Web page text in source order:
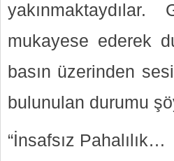
mukayese ederek
basın üzerinden
bulunulan durumu
“İnsafsız Pahalılık…